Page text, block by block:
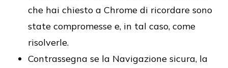
che hai chiesto a Chrome di ricordare sono
state compromesse e, in tal caso, come
risolverle.
Contrassegna se la Navigazione sicura, la